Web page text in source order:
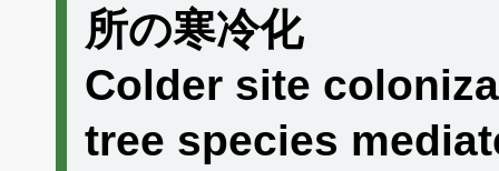
所の寒冷化
Colder site
tree species